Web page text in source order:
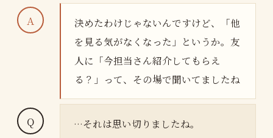
決めたわけじゃないんですけど、「他
を見る気がなくなった」というか。友
人に「今担当さん紹介してもらえ
る？」って、その場で聞いてましたね
…それは思い切りましたね。